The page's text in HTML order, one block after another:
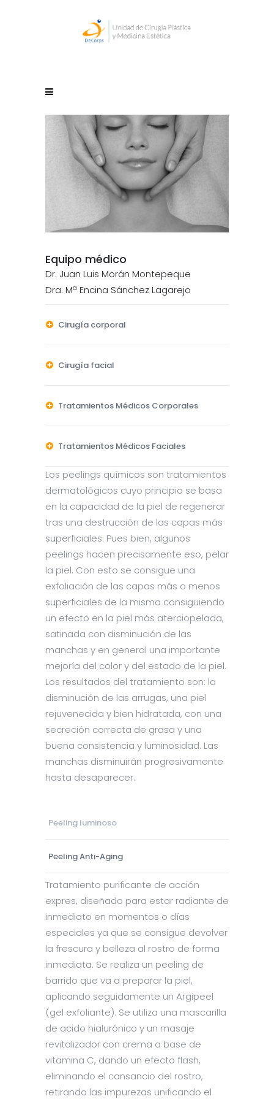
Equipo médico
Dr. Juan Luis Morán Montepeque
Dra. Mª Encina Sánchez Lagarejo
Cirugía corporal
Cirugía facial
Tratamientos Médicos Corporales
Tratamientos Médicos Faciales
Los peelings químicos son tratamientos
dermatológicos cuyo principio se basa
en la capacidad de la piel de regenerar
tras una destrucción de las capas más
superficiales. Pues bien, algunos
peelings hacen precisamente eso, pelar
la piel. Con esto se consigue una
exfoliación de las capas más o menos
superficiales de la misma consiguiendo
un efecto en la piel más aterciopelada,
satinada con disminución de las
manchas y en general una importante
mejoría del color y del estado de la piel.
Los resultados del tratamiento son: la
disminución de las arrugas, una piel
rejuvenecida y bien hidratada, con una
secreción correcta de grasa y una
buena consistencia y luminosidad. Las
manchas disminuirán progresivamente
hasta desaparecer.
Peeling luminoso
Peeling Anti-Aging
Tratamiento purificante de acción
expres, diseñado para estar radiante de
inmediato en momentos o días
especiales ya que se consigue devolver
la frescura y belleza al rostro de forma
inmediata. Se realiza un peeling de
barrido que va a preparar la piel,
aplicando seguidamente un Argipeel
(gel exfoliante). Se utiliza una mascarilla
de acido hialurónico y un masaje
revitalizador con crema a base de
vitamina C, dando un efecto flash,
eliminando el cansancio del rostro,
retirando las impurezas unificando el